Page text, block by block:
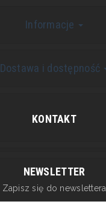
Informacje
Dostawa i dostępność
KONTAKT
NEWSLETTER
Zapisz się do newslettera